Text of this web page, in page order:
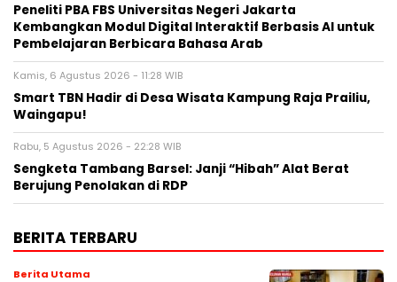
Peneliti PBA FBS Universitas Negeri Jakarta
Kembangkan Modul Digital Interaktif Berbasis AI untuk
Pembelajaran Berbicara Bahasa Arab
Kamis, 6 Agustus 2026 - 11:28 WIB
Smart TBN Hadir di Desa Wisata Kampung Raja Prailiu,
Waingapu!
Rabu, 5 Agustus 2026 - 22:28 WIB
Sengketa Tambang Barsel: Janji “Hibah” Alat Berat
Berujung Penolakan di RDP
BERITA TERBARU
Berita Utama